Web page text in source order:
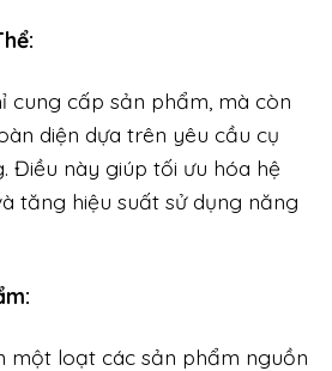
cung cấp sản phẩm, mà còn
diện dựa trên yêu cầu cụ
Điều này giúp tối ưu hóa hệ
tăng hiệu suất sử dụng năng
một loạt các sản phẩm nguồn